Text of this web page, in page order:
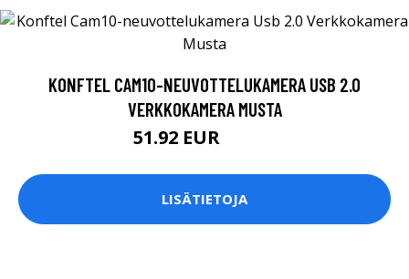
KONFTEL CAM10-NEUVOTTELUKAMERA USB 2.0
VERKKOKAMERA MUSTA
51.92 EUR
LISÄTIETOJA